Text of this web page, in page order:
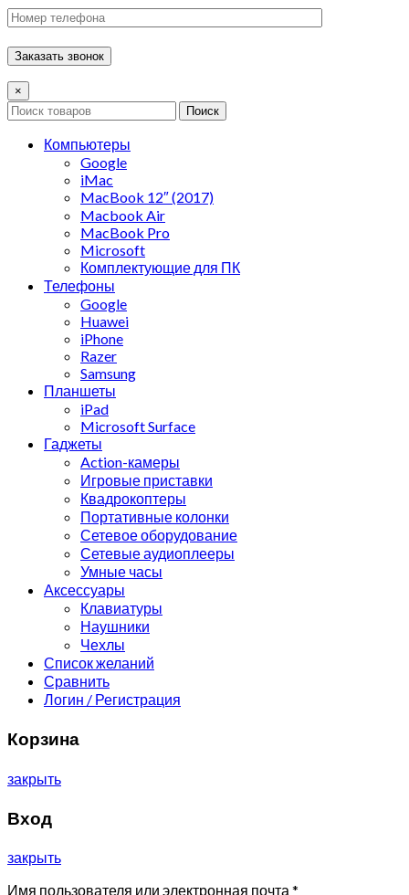
×
Поиск
Компьютеры
Google
iMac
MacBook 12″ (2017)
Macbook Air
MacBook Pro
Microsoft
Комплектующие для ПК
Телефоны
Google
Huawei
iPhone
Razer
Samsung
Планшеты
iPad
Microsoft Surface
Гаджеты
Action-камеры
Игровые приставки
Квадрокоптеры
Портативные колонки
Сетевое оборудование
Сетевые аудиоплееры
Умные часы
Аксессуары
Клавиатуры
Наушники
Чехлы
Список желаний
Сравнить
Логин / Регистрация
Корзина
закрыть
Вход
закрыть
Имя пользователя или электронная почта *